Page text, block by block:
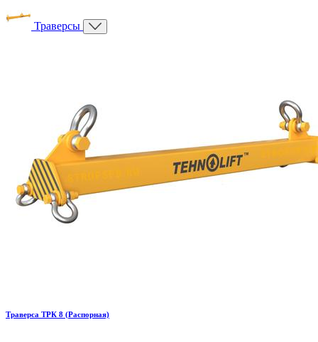
Траверсы
Траверса ТРК 8 (Распорная)